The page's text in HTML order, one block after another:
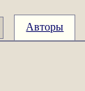
Авторы